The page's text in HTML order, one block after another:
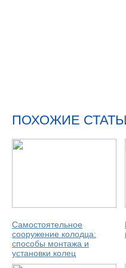
ПОХОЖИЕ
Самостоятельное
сооружение колодца:
способы монтажа и
установки колец